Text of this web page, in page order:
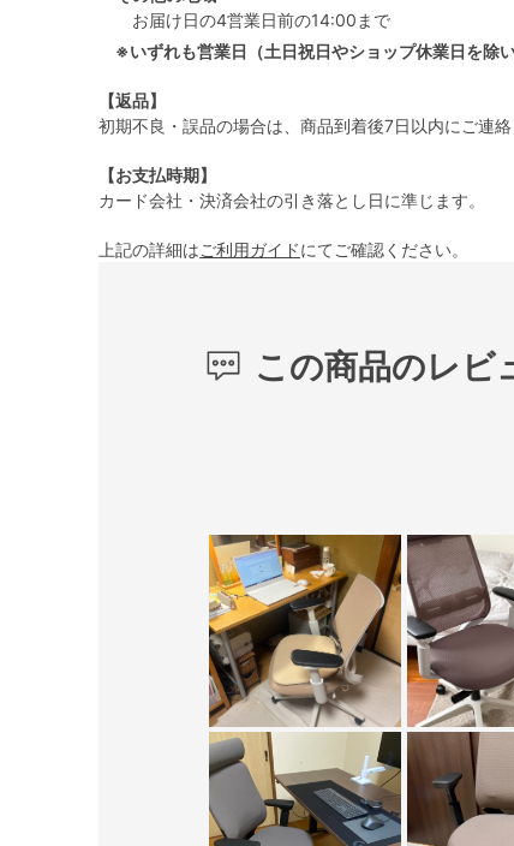
お届け日の4営業日前の14:00まで
※いずれも営業日（土日祝日やショップ休業日を除
【返品】
初期不良・誤品の場合は、商品到着後7日以内にご連
【お支払時期】
カード会社・決済会社の引き落とし日に準じます。
上記の詳細はご利用ガイドにてご確認ください。
この商品のレビ